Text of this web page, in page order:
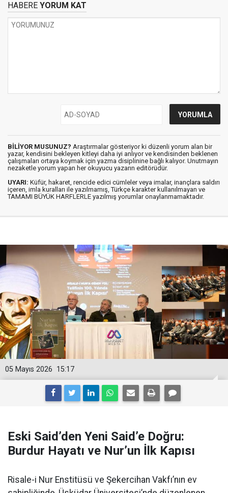
HABERE YORUM KAT
BİLİYOR MUSUNUZ? Araştırmalar gösteriyor ki düzenli yorum alan bir
yazar, kendisini bekleyen kitleyi daha iyi anlıyor ve kendisinden beklenen
çalışmaları ortaya koymak için yazma disiplinine bağlı kalıyor. Unutmayın
nezaketle yorum yapan her okuyucu yazarın editörüdür.
UYARI: Küfür, hakaret, rencide edici cümleler veya imalar, inançlara saldırı
içeren, imla kuralları ile yazılmamış, Türkçe karakter kullanılmayan ve
TAMAMI BÜYÜK HARFLERLE yazılmış yorumlar onaylanmamaktadır.
15:17
05 Mayıs 2026
Eski Said’den Yeni Said’e Doğru:
Burdur Hayatı ve Nur’un İlk Kapısı
Risale-i Nur Enstitüsü ve Şekercihan Vakfı’nın ev